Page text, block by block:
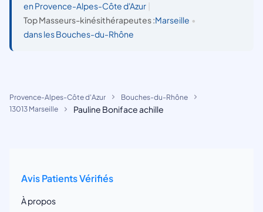
en Provence-Alpes-Côte d'Azur
Top Masseurs-kinésithérapeutes :Marseille •
dans les Bouches-du-Rhône
Provence-Alpes-Côte d'Azur
Bouches-du-Rhône
13013 Marseille
Pauline Boniface achille
Avis Patients Vérifiés
À propos